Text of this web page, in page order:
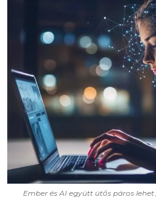
Ember és AI együtt ütős páros